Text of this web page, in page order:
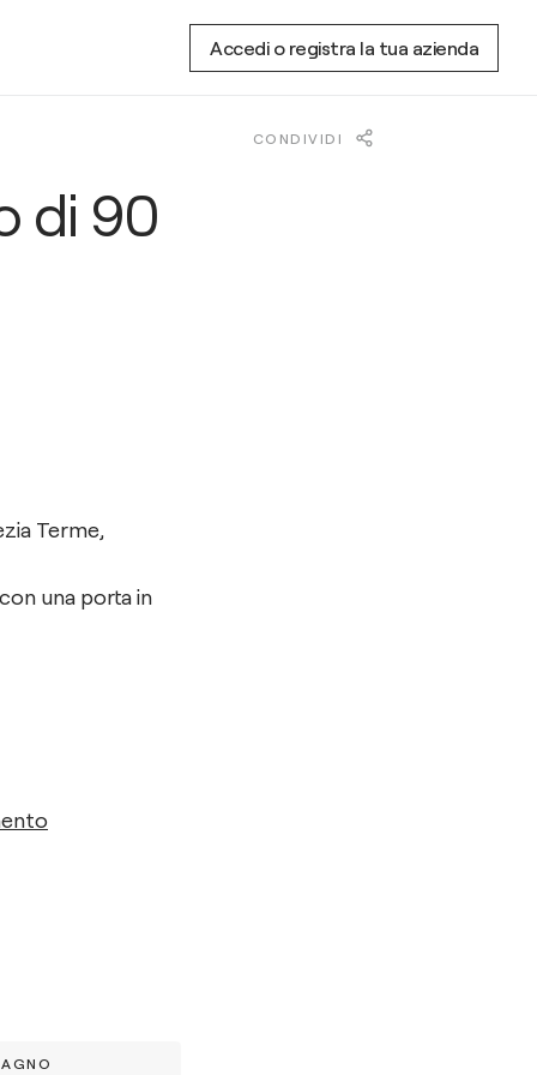
Accedi o registra la tua azienda
CONDIVIDI
di 90
Terme,
una porta in